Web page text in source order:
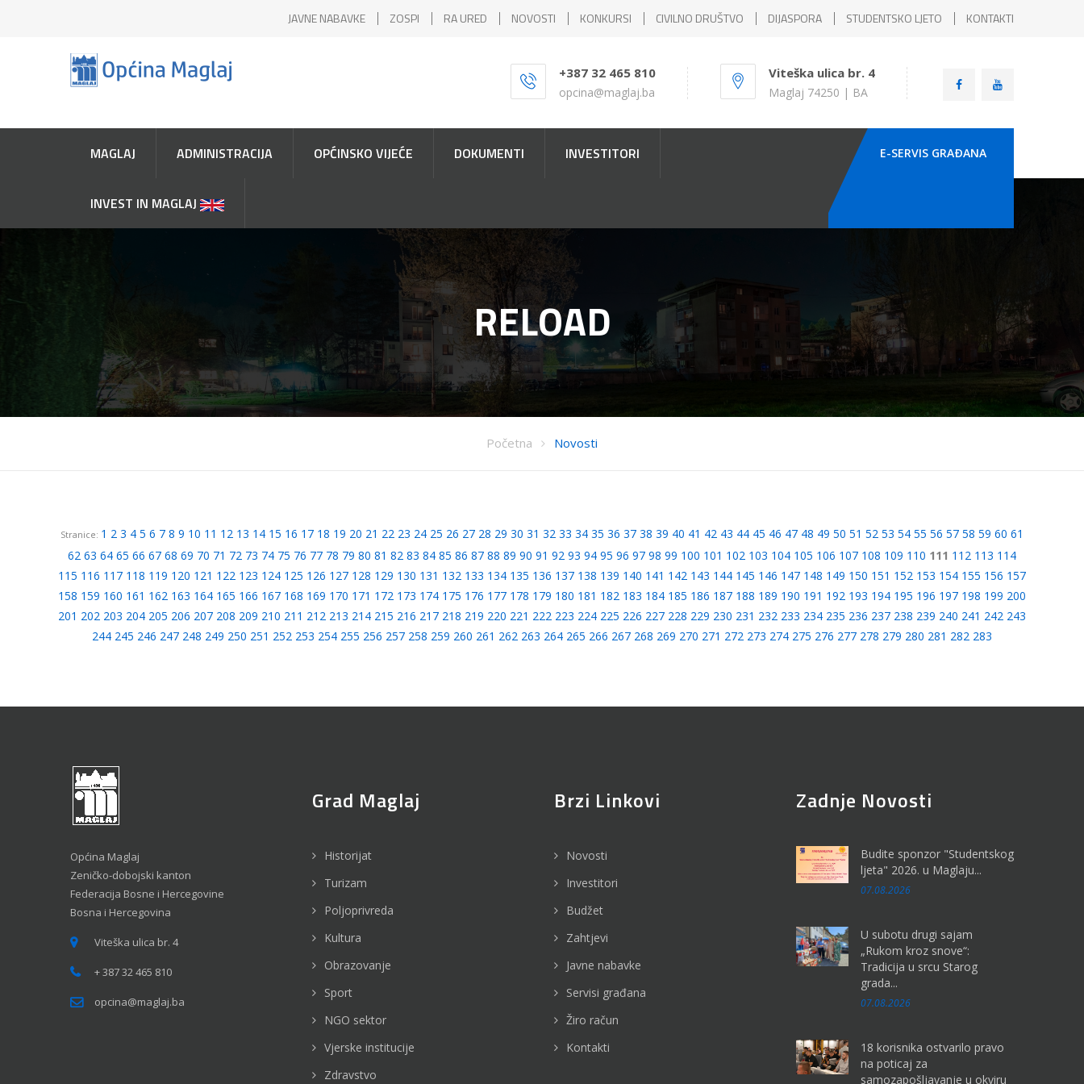
JAVNE NABAVKE ZOSPI RA URED NOVOSTI KONKURSI CIVILNO DRUŠTVO DIJASPORA STUDENTSKO LJETO KONTAKTI
+387 32 465 810
opcina@maglaj.ba
Viteška ulica br. 4
Maglaj 74250 | BA
MAGLAJ ADMINISTRACIJA OPĆINSKO VIJEĆE DOKUMENTI INVESTITORI
INVEST IN MAGLAJ
E-SERVIS GRAÐANA
RELOAD
Početna Novosti
Stranice: 1 2 3 4 5 6 7 8 9 10 11 12 13 14 15 16 17 18 19 20 21 22 23 24 25 26 27 28 29 30 31 32 33 34 35 36 37 38 39 40 41 42 43 44 45 46 47 48 49 50 51 52 53 54 55 56 57 58 59 60 61
62 63 64 65 66 67 68 69 70 71 72 73 74 75 76 77 78 79 80 81 82 83 84 85 86 87 88 89 90 91 92 93 94 95 96 97 98 99 100 101 102 103 104 105 106 107 108 109 110 111 112 113 114
115 116 117 118 119 120 121 122 123 124 125 126 127 128 129 130 131 132 133 134 135 136 137 138 139 140 141 142 143 144 145 146 147 148 149 150 151 152 153 154 155 156 157
158 159 160 161 162 163 164 165 166 167 168 169 170 171 172 173 174 175 176 177 178 179 180 181 182 183 184 185 186 187 188 189 190 191 192 193 194 195 196 197 198 199 200
201 202 203 204 205 206 207 208 209 210 211 212 213 214 215 216 217 218 219 220 221 222 223 224 225 226 227 228 229 230 231 232 233 234 235 236 237 238 239 240 241 242 243
244 245 246 247 248 249 250 251 252 253 254 255 256 257 258 259 260 261 262 263 264 265 266 267 268 269 270 271 272 273 274 275 276 277 278 279 280 281 282 283
Općina Maglaj
Zeničko-dobojski kanton
Federacija Bosne i Hercegovine
Bosna i Hercegovina
Viteška ulica br. 4
+ 387 32 465 810
opcina@maglaj.ba
Grad Maglaj
Historijat
Turizam
Poljoprivreda
Kultura
Obrazovanje
Sport
NGO sektor
Vjerske institucije
Zdravstvo
Brzi Linkovi
Novosti
Investitori
Budžet
Zahtjevi
Javne nabavke
Servisi građana
Žiro račun
Kontakti
Zadnje Novosti
Budite sponzor "Studentskog
ljeta" 2026. u Maglaju...
07.08.2026
U subotu drugi sajam
„Rukom kroz snove“:
Tradicija u srcu Starog
grada...
07.08.2026
18 korisnika ostvarilo pravo
na poticaj za
samozapošljavanje u okviru